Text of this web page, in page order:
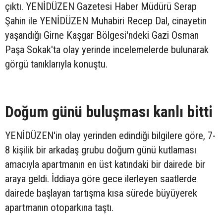
çıktı. YENİDÜZEN Gazetesi Haber Müdürü Serap
Şahin ile YENİDÜZEN Muhabiri Recep Dal, cinayetin
yaşandığı Girne Kaşgar Bölgesi'ndeki Gazi Osman
Paşa Sokak'ta olay yerinde incelemelerde bulunarak
görgü tanıklarıyla konuştu.
Doğum günü buluşması kanlı bitti
YENİDÜZEN'in olay yerinden edindiği bilgilere göre, 7-
8 kişilik bir arkadaş grubu doğum günü kutlaması
amacıyla apartmanın en üst katındaki bir dairede bir
araya geldi. İddiaya göre gece ilerleyen saatlerde
dairede başlayan tartışma kısa sürede büyüyerek
apartmanın otoparkına taştı.